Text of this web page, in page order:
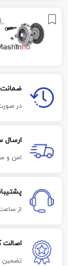
در
ارسال
امن و
از ساعت 9 تا
اصالت
تضمین